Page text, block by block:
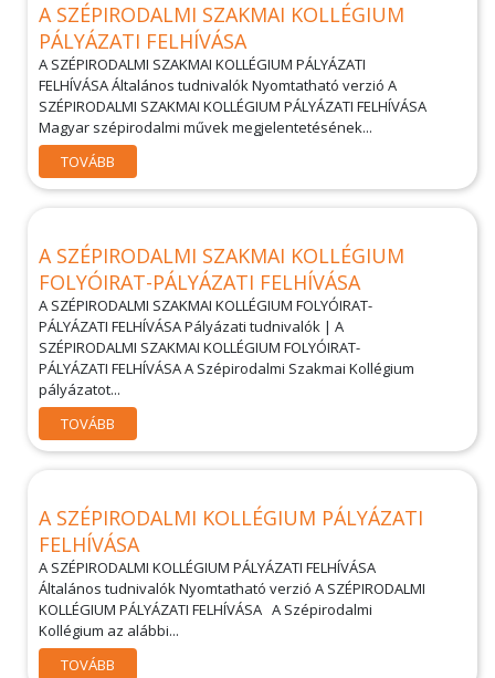
A SZÉPIRODALMI SZAKMAI KOLLÉGIUM
PÁLYÁZATI FELHÍVÁSA
A SZÉPIRODALMI SZAKMAI KOLLÉGIUM PÁLYÁZATI
FELHÍVÁSA Általános tudnivalók Nyomtatható verzió A
SZÉPIRODALMI SZAKMAI KOLLÉGIUM PÁLYÁZATI FELHÍVÁSA
Magyar szépirodalmi művek megjelentetésének...
TOVÁBB
A SZÉPIRODALMI SZAKMAI KOLLÉGIUM
FOLYÓIRAT-PÁLYÁZATI FELHÍVÁSA
A SZÉPIRODALMI SZAKMAI KOLLÉGIUM FOLYÓIRAT-
PÁLYÁZATI FELHÍVÁSA Pályázati tudnivalók | A
SZÉPIRODALMI SZAKMAI KOLLÉGIUM FOLYÓIRAT-
PÁLYÁZATI FELHÍVÁSA A Szépirodalmi Szakmai Kollégium
pályázatot...
TOVÁBB
A SZÉPIRODALMI KOLLÉGIUM PÁLYÁZATI
FELHÍVÁSA
A SZÉPIRODALMI KOLLÉGIUM PÁLYÁZATI FELHÍVÁSA
Általános tudnivalók Nyomtatható verzió A SZÉPIRODALMI
KOLLÉGIUM PÁLYÁZATI FELHÍVÁSA A Szépirodalmi
Kollégium az alábbi...
TOVÁBB